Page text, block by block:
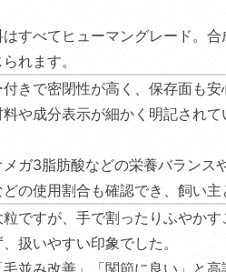
すべてヒューマングレード。合
れます。
きで密閉性が高く、保存面も
や成分表示が細かく明記されて
ガ3脂肪酸などの栄養バランス
の使用割合も確認でき、飼い主
ですが、手で割ったりふやか
扱いやすい印象でした。
並み改善」「関節に良い」と